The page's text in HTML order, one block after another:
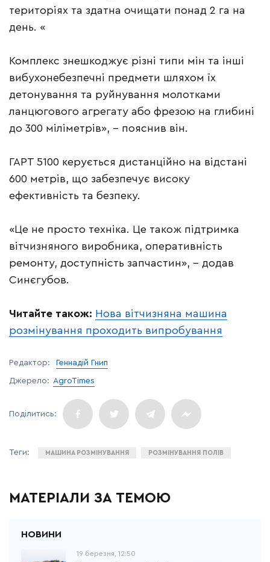
територіях та здатна очищати понад 2 га на
день. «
Комплекс знешкоджує різні типи мін та інші
вибухонебезпечні предмети шляхом їх
детонування та руйнування молотками
ланцюгового агрегату або фрезою на глибині
до 300 міліметрів», – пояснив він.
ГАРТ 5100 керується дистанційно на відстані
600 метрів, що забезпечує високу
ефективність та безпеку.
«Це не просто техніка. Це також підтримка
вітчизняного виробника, оперативність
ремонту, доступність запчастин», – додав
Синєгубов.
Читайте також: Нова вітчизняна машина
розмінування проходить випробування
Редактор: Геннадій Гнип
Джерело: AgroTimes
МАШИНА РОЗМІНУВАННЯ РОЗМІНУВАННЯ ПОЛІВ
МАТЕРІАЛИ ЗА ТЕМОЮ
19 березня, 12:50